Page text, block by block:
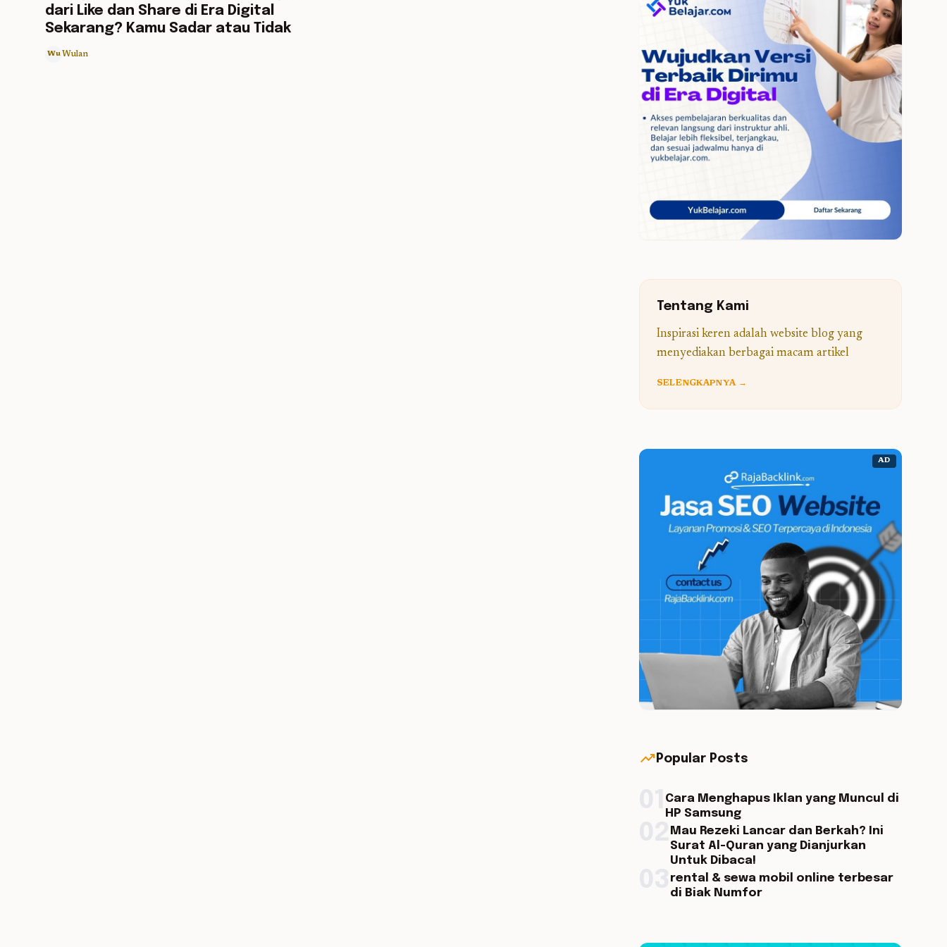
dari Like dan Share di Era Digital
Sekarang? Kamu Sadar atau Tidak
Wu Wulan
Tentang Kami
Inspirasi keren adalah website blog yang
menyediakan berbagai macam artikel
SELENGKAPNYA →
AD
trending_up Popular Posts
Cara Menghapus Iklan yang Muncul di
HP Samsung
Mau Rezeki Lancar dan Berkah? Ini
Surat Al-Quran yang Dianjurkan
Untuk Dibaca!
rental & sewa mobil online terbesar
di Biak Numfor